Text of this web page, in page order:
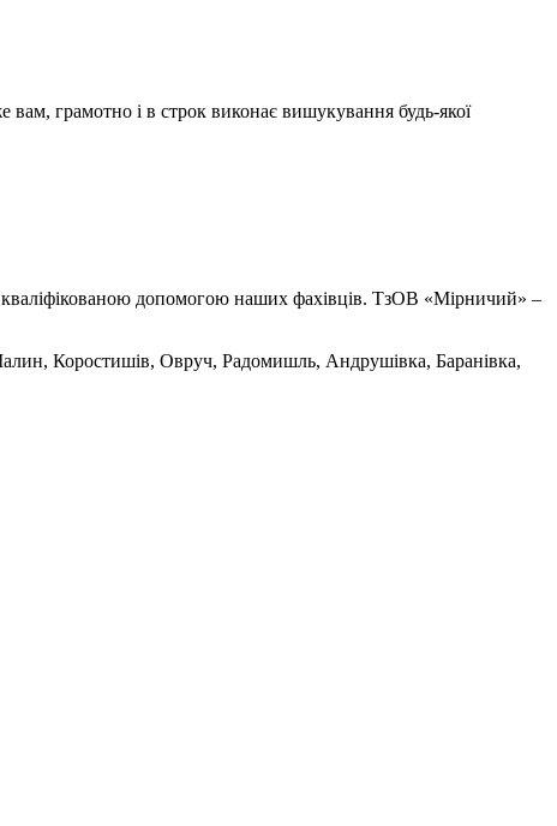
грамотно і в строк виконає вишукування будь-якої
допомогою наших фахівців. ТзОВ «Мірничий» –
Коростишів, Овруч, Радомишль, Андрушівка, Баранівка,